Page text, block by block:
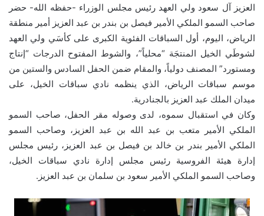
العزيز آل سعود ولي العهد رئيس مجلس الوزراء -حفظه الله- حضر
صاحب السمو الملكي الأمير فيصل بن بندر بن عبد العزيز أمير منطقة
الرياض، اليوم، أول السباقات الفئوية الكبرى على كأسَي ولي العهد
لشوطَي الخيل المنتجَة “محلياً”، والشوط المفتوح الدرجات “إنتاج
ومستورد” المصنف دولياً، والمقام ضمن الحفل السادس والستين من
موسم سباقات الرياض، الذي ينظمه نادي سباقات الخيل، على
ميدان الملك عبد العزيز بالجنادرية.
وكان في استقبال سموه، لدى وصوله مقر الحفل، صاحب السمو
الملكي الأمير متعب بن عبد الله بن عبد العزيز، وصاحب السمو
الملكي الأمير بندر بن خالد بن فيصل بن عبد العزيز، رئيس مجلس
إدارة هيئة الفروسية رئيس مجلس إدارة نادي سباقات الخيل،
وصاحب السمو الملكي الأمير سعود بن سلمان بن عبد العزيز.